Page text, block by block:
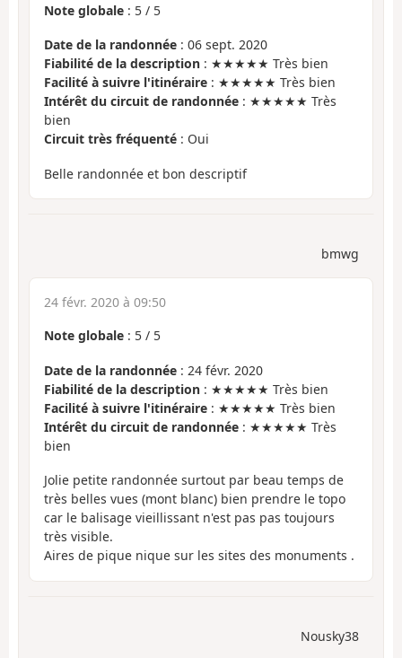
Note globale : 5 / 5
Date de la randonnée : 06 sept. 2020
Fiabilité de la description : ★★★★★ Très bien
Facilité à suivre l'itinéraire : ★★★★★ Très bien
Intérêt du circuit de randonnée : ★★★★★ Très
bien
Circuit très fréquenté : Oui
Belle randonnée et bon descriptif
bmwg
24 févr. 2020 à 09:50
Note globale : 5 / 5
Date de la randonnée : 24 févr. 2020
Fiabilité de la description : ★★★★★ Très bien
Facilité à suivre l'itinéraire : ★★★★★ Très bien
Intérêt du circuit de randonnée : ★★★★★ Très
bien
Jolie petite randonnée surtout par beau temps de
très belles vues (mont blanc) bien prendre le topo
car le balisage vieillissant n'est pas pas toujours
très visible.
Aires de pique nique sur les sites des monuments .
Nousky38